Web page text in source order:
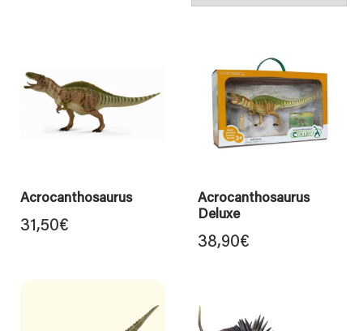
Acrocanthosaurus
31,50€
Acrocanthosaurus
Deluxe
38,90€